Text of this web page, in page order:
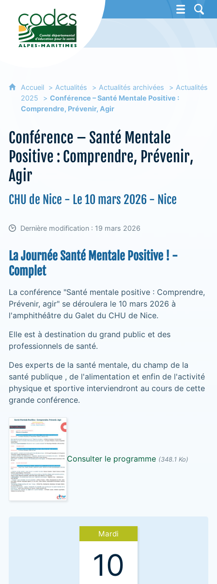
CoDES 06 - Comité départemental
Accueil Actualités Actualités archivées
Actualités
2025
Conférence – Santé Mentale Positive :
Comprendre, Prévenir, Agir
Conférence – Santé Mentale
Positive : Comprendre, Prévenir,
Agir
CHU de Nice - Le 10 mars 2026 - Nice
Dernière modification : 19 mars 2026
La Journée Santé Mentale Positive ! -
Complet
La conférence "Santé mentale positive : Comprendre,
Prévenir, agir" se déroulera le 10 mars 2026 à
l'amphithéâtre du Galet du CHU de Nice.
Elle est à destination du grand public et des
professionnels de santé.
Des experts de la santé mentale, du champ de la
santé publique , de l'alimentation et enfin de l'activité
physique et sportive interviendront au cours de cette
grande conférence.
Consulter le programme (348.1 Ko)
Mardi
10